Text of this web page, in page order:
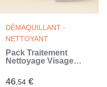
DÉMAQUILLANT -
NETTOYANT
Pack Traitement
Nettoyage Visage
46,54 €